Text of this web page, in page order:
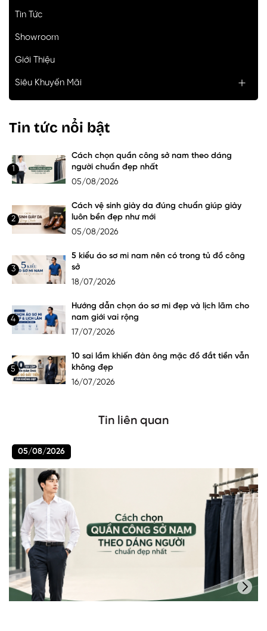
Tin Tức
Showroom
Giới Thiệu
Siêu Khuyến Mãi
Tin tức nổi bật
1
Cách chọn quần công sở nam theo dáng
người chuẩn đẹp nhất
05/08/2026
2
Cách vệ sinh giày da đúng chuẩn giúp giày
luôn bền đẹp như mới
05/08/2026
3
5 kiểu áo sơ mi nam nên có trong tủ đồ công
sở
18/07/2026
4
Hướng dẫn chọn áo sơ mi đẹp và lịch lãm cho
nam giới vai rộng
17/07/2026
5
10 sai lầm khiến đàn ông mặc đồ đắt tiền vẫn
không đẹp
16/07/2026
Tin liên quan
05/08/2026